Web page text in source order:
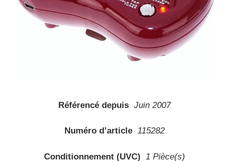
Référencé depuis Juin 2007
Numéro d’article 115282
Conditionnement (UVC) 1 Pièce(s)